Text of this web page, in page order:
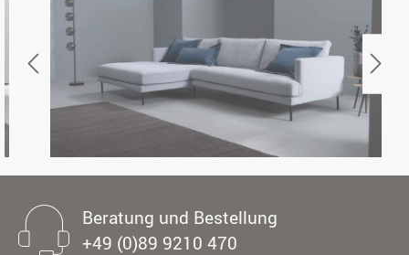
Beratung und Bestellung
+49 (0)89 9210 470